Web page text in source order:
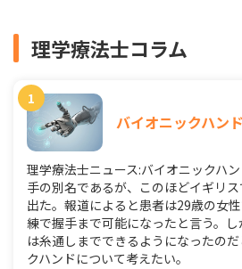
理学療法士コラム
バイオニックハン
理学療法士ニュース:バイオニックハ
手の別名であるが、このほどイギリ
出た。報道によると患者は29歳の女
練で握手まで可能になったと言う。
は糸通しまでできるようになったの
クハンドについて考えたい。